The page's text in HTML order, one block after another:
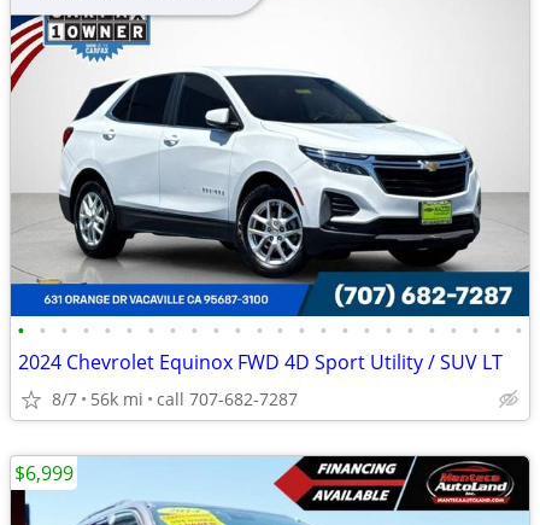
• • • • • • • • • • • • • • • • • • • • • • • •
2024 Chevrolet Equinox FWD 4D Sport Utility / SUV LT
8/7 56k mi call 707-682-7287
$6,999